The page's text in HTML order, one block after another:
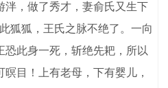
，做了秀才，妻俞氏又生下
狐狐，王氏之脉不绝了。一向
恐此身一死，斩绝先耙，所以
目！上有老母，下有婴儿，